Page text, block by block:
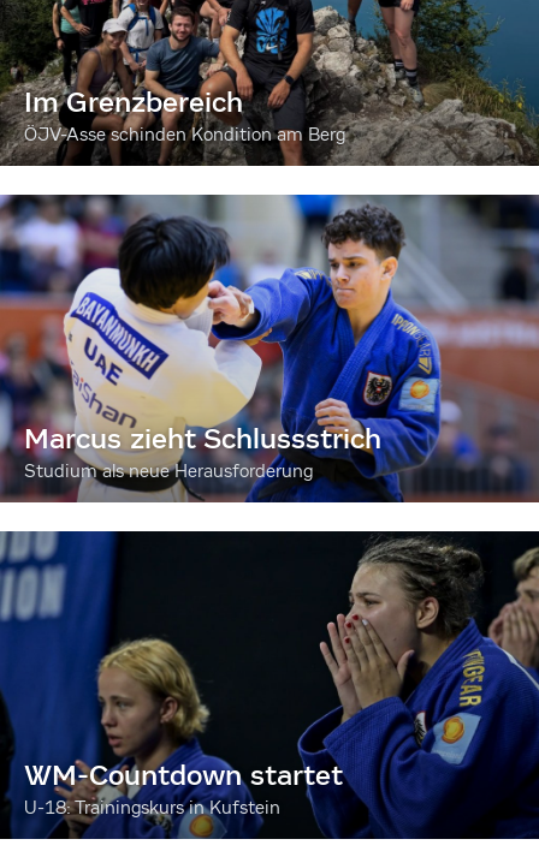
Im Grenzbereich
ÖJV-Asse schinden Kondition am Berg
Marcus zieht Schlussstrich
Studium als neue Herausforderung
WM-Countdown startet
U-18: Trainingskurs in Kufstein